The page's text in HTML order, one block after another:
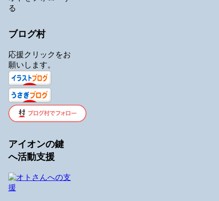
る
ブログ村
応援クリックをお
願いします。
アイオンの鍵
へ活動支援